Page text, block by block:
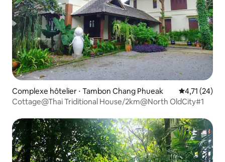
Complexe hôtelier ⋅ Tambon Chang Phueak Évaluation
4,71 (24)
Cottage@Thai Triditional House/2km@North OldCity#1